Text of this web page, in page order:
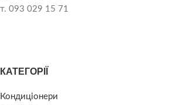
т. 093 029 15 71
КАТЕГОРІЇ
Кондиціонери